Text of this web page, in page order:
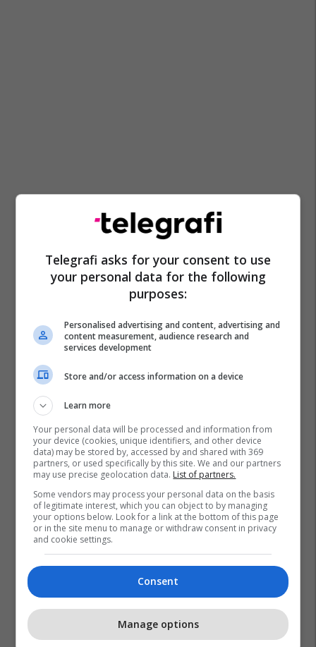
Tortë
Telegrafi asks for your consent to use
your personal data for the following
purposes:
Personalised advertising and content, advertising and
content measurement, audience research and
services development
Store and/or access information on a device
Learn more
Your personal data will be processed and information from
your device (cookies, unique identifiers, and other device
data) may be stored by, accessed by and shared with 369
partners, or used specifically by this site. We and our partners
may use precise geolocation data. List of partners.
Some vendors may process your personal data on the basis
of legitimate interest, which you can object to by managing
your options below. Look for a link at the bottom of this page
or in the site menu to manage or withdraw consent in privacy
and cookie settings.
Consent
Manage options